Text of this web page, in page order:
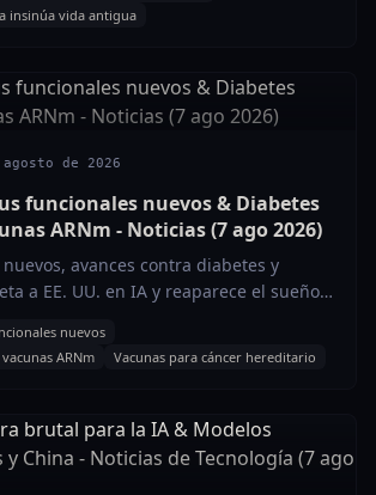
insinúa vida antigua
de 2026
funcionales nuevos & Diabetes
ARNm - Noticias (7 ago 2026)
avances contra diabetes y
a EE. UU. en IA y reaparece el sueño
nuevos
ARNm
Vacunas para cáncer hereditario